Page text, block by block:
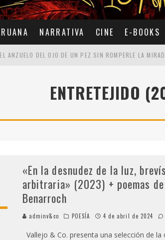
NARRATIVA CINE E-BOOKS
DE ALONSO RABÍENTRETEJIDO
«En la desnudez de la luz,
arbitraria» (2023) + poemas
Benarroch
adminv&co POESÍA 4 de abril de 2024
Vallejo & Co. presenta una selección de la